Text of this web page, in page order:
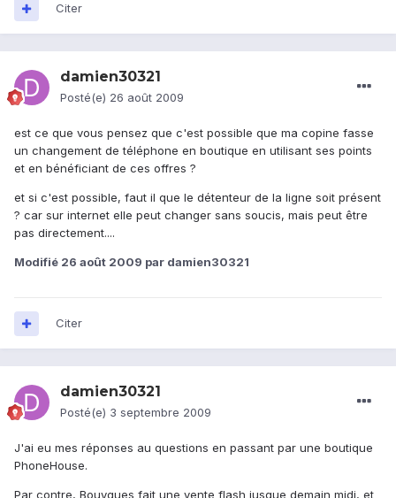
Citer
damien30321
Posté(e) 26 août 2009
est ce que vous pensez que c'est possible que ma copine fasse
un changement de téléphone en boutique en utilisant ses points
et en bénéficiant de ces offres ?
et si c'est possible, faut il que le détenteur de la ligne soit présent
? car sur internet elle peut changer sans soucis, mais peut être
pas directement....
Modifié 26 août 2009 par damien30321
Citer
damien30321
Posté(e) 3 septembre 2009
J'ai eu mes réponses au questions en passant par une boutique
PhoneHouse.
Par contre, Bouygues fait une vente flash jusque demain midi, et